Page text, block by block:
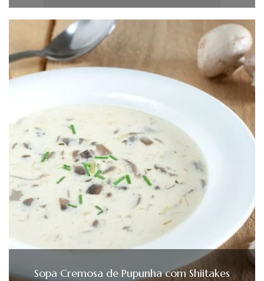
Sopa Cremosa de Pupunha com Shiitakes